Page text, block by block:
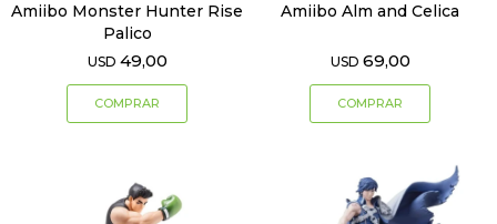
Amiibo Monster Hunter Rise
Palico
USD 49,00
Amiibo Alm and Celica
USD 69,00